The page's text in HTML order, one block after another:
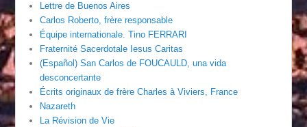
Lettre de Buenos Aires
Carlos Roberto, frère responsable
Équipe internationale. Tino FERRARI
Fraternité Sacerdotale Iesus Caritas
(Español) San Carlos de FOUCAULD, una vida
desconcertante
Écrits originaux de frère Charles à Viviers, France
Nazareth
La Révision de Vie